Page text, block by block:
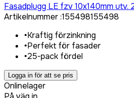
Fasadplugg LE fzv 10x140mm utv.
Artikelnummer:155498155498
•Kraftig förzinkning
•Perfekt för fasader
•25-pack fördel
Logga in för att se pris
Onlinelager